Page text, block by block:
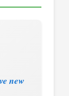
new